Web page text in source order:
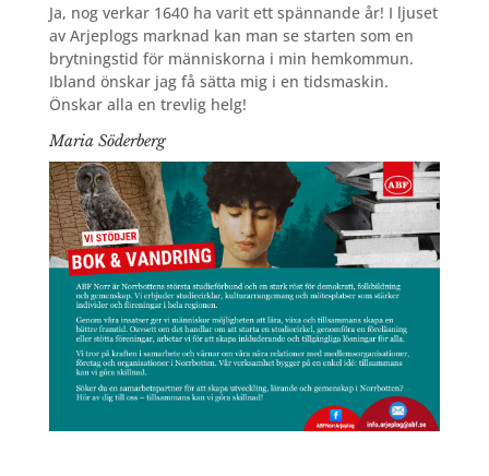
Ja, nog verkar 1640 ha varit ett spännande år! I ljuset
av Arjeplogs marknad kan man se starten som en
brytningstid för människorna i min hemkommun.
Ibland önskar jag få sätta mig i en tidsmaskin.
Önskar alla en trevlig helg!
Maria Söderberg